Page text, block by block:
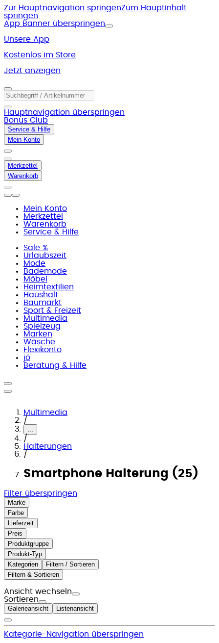
Zur Hauptnavigation springenZum Hauptinhalt
springen
App Banner überspringen
Unsere App
Kostenlos im Store
Jetzt anzeigen
Hauptnavigation überspringen
Bonus Club
Service & Hilfe
Mein Konto
Merkzettel
Warenkorb
Mein Konto
Merkzettel
Warenkorb
Service & Hilfe
Sale %
Urlaubszeit
Mode
Bademode
Möbel
Heimtextilien
Haushalt
Baumarkt
Sport & Freizeit
Multimedia
Spielzeug
Marken
Wäsche
Flexikonto
jö
Beratung & Hilfe
Multimedia
/
...
/
Halterungen
/
Smartphone Halterung (25)
Filter überspringen
Marke
Farbe
Lieferzeit
Preis
Produktgruppe
Produkt-Typ
Kategorien
Filtern / Sortieren
Filtern & Sortieren
Ansicht wechseln
Sortieren
Galerieansicht Listenansicht
Kategorie-Navigation überspringen